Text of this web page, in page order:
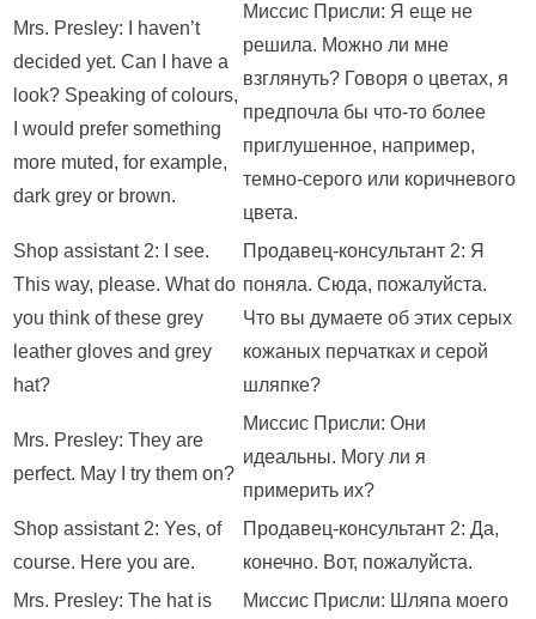
Mrs. Presley: I haven’t
decided yet. Can I have a
look? Speaking of colours,
I would prefer something
more muted, for example,
dark grey or brown.
Миссис Присли: Я еще не
решила. Можно ли мне
взглянуть? Говоря о цветах, я
предпочла бы что-то более
приглушенное, например,
темно-серого или коричневого
цвета.
Shop assistant 2: I see.
This way, please. What do
you think of these grey
leather gloves and grey
hat?
Продавец-консультант 2: Я
поняла. Сюда, пожалуйста.
Что вы думаете об этих серых
кожаных перчатках и серой
шляпке?
Mrs. Presley: They are
perfect. May I try them on?
Миссис Присли: Они
идеальны. Могу ли я
примерить их?
Shop assistant 2: Yes, of
course. Here you are.
Продавец-консультант 2: Да,
конечно. Вот, пожалуйста.
Mrs. Presley: The hat is
Миссис Присли: Шляпа моего